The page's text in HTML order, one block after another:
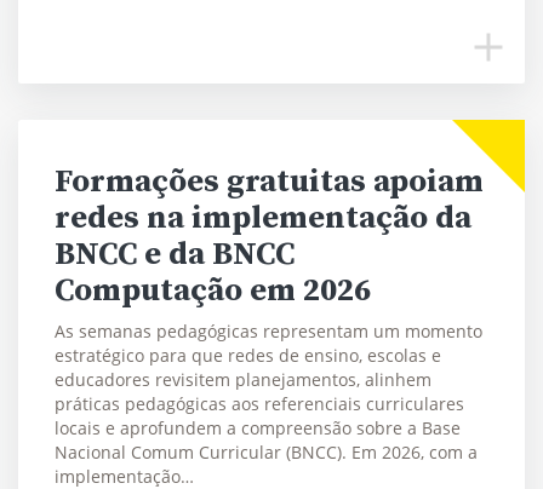
Formações gratuitas apoiam
redes na implementação da
BNCC e da BNCC
Computação em 2026
As semanas pedagógicas representam um momento
estratégico para que redes de ensino, escolas e
educadores revisitem planejamentos, alinhem
práticas pedagógicas aos referenciais curriculares
locais e aprofundem a compreensão sobre a Base
Nacional Comum Curricular (BNCC). Em 2026, com a
implementação…